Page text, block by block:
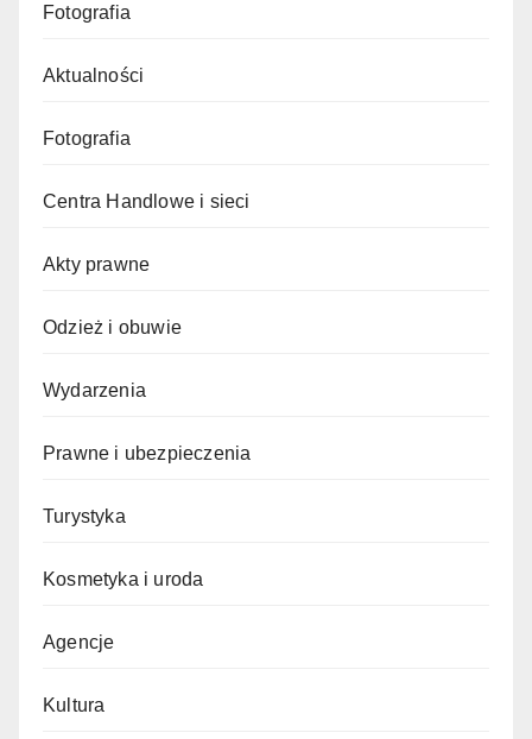
Fotografia
Aktualności
Fotografia
Centra Handlowe i sieci
Akty prawne
Odzież i obuwie
Wydarzenia
Prawne i ubezpieczenia
Turystyka
Kosmetyka i uroda
Agencje
Kultura